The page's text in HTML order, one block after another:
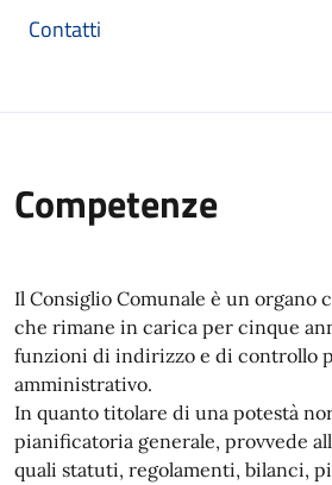
Contatti
Competenze
Il Consiglio Comunale è un organo
che rimane in carica per cinque
funzioni di indirizzo e di controllo
amministrativo.
In quanto titolare di una potestà
pianificatoria generale, provvede
quali statuti, regolamenti, bilanci,